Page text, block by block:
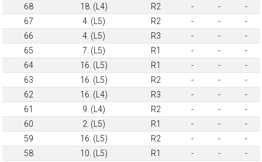
68
18. (L4) R2 - -
-
67
4. (L5) R2 - -
-
66
4. (L5) R3 - -
-
65
7. (L5) R1 - -
-
64
16. (L5) R1 - -
-
63
16. (L5) R2 - -
-
62
16. (L4) R3 - -
-
61
9. (L4) R2 - -
-
60
2. (L5) R1 - -
-
59
16. (L5) R2 - -
-
58
10. (L5) R1 - -
-